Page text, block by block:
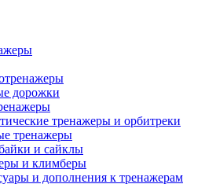
дорожки
тренажеры и орбитреки
тренажеры
и сайклы
и климберы
и дополнения к тренажерам